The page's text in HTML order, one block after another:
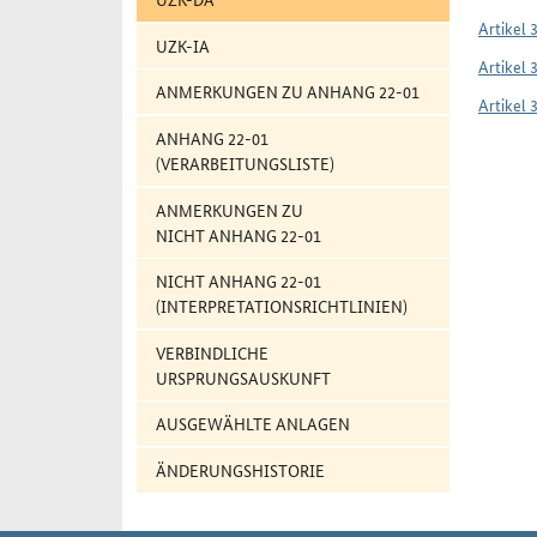
UZK-IA
ANMERKUNGEN ZU ANHANG 22-01
ANHANG 22-01
(VERARBEITUNGSLISTE)
ANMERKUNGEN ZU
NICHT ANHANG 22-01
NICHT ANHANG 22-01
(INTERPRETATIONSRICHTLINIEN)
VERBINDLICHE
URSPRUNGSAUSKUNFT
AUSGEWÄHLTE ANLAGEN
ÄNDERUNGSHISTORIE
Artikel
Artikel
Artikel